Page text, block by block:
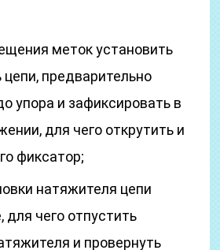
меток установить
предварительно
упора и зафиксировать в
для чего открутить и
фиксатор;
натяжителя цепи
для чего отпустить
и провернуть